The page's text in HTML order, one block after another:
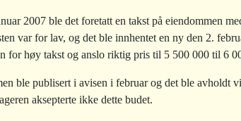
2007 ble det foretatt en takst på eiendommen
var for lav, og det ble innhentet en ny den 2.
for høy takst og anslo riktig pris til 5 500 000 til 6
ble publisert i avisen i februar og det ble avholdt
aksepterte ikke dette budet.